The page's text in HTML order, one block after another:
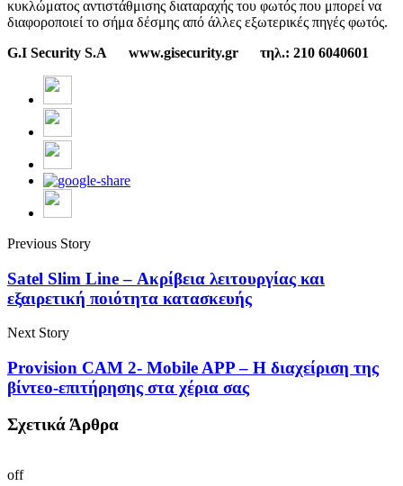
κυκλώματος αντιστάθμισης διαταραχής του φωτός που μπορεί να
διαφοροποιεί το σήμα δέσμης από άλλες εξωτερικές πηγές φωτός.
G.I Security S.A www.gisecurity.gr τηλ.: 210 6040601
Previous Story
Satel Slim Line – Ακρίβεια λειτουργίας και
εξαιρετική ποιότητα κατασκευής
Next Story
Provision CAM 2- Mobile APP – Η διαχείριση της
βίντεο-επιτήρησης στα χέρια σας
Σχετικά Άρθρα
off